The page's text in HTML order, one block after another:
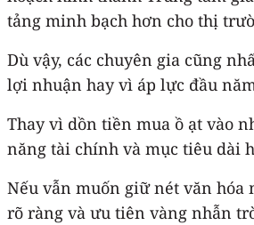
tảng minh bạch hơn cho thị
Dù vậy, các chuyên gia cũng
lợi nhuận hay vì áp lực đầu
Thay vì dồn tiền mua ồ ạt vào
năng tài chính và mục tiêu dài
Nếu vẫn muốn giữ nét văn hóa
rõ ràng và ưu tiên vàng nhẫn